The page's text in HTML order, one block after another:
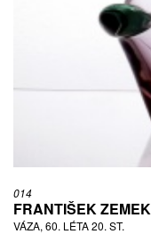
014
FRANTIŠEK ZEMEK
VÁZA, 60. LÉTA 20. ST.